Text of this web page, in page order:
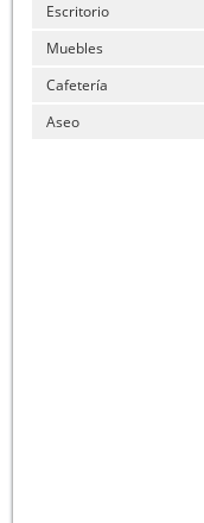
Escritorio
Muebles
Cafetería
Aseo